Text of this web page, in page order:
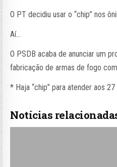
O PT decidiu usar o “chip” nos
Aí…
O PSDB acaba de anunciar um
fabricação de armas de fogo com
* Haja “chip” para atender aos
Notícias